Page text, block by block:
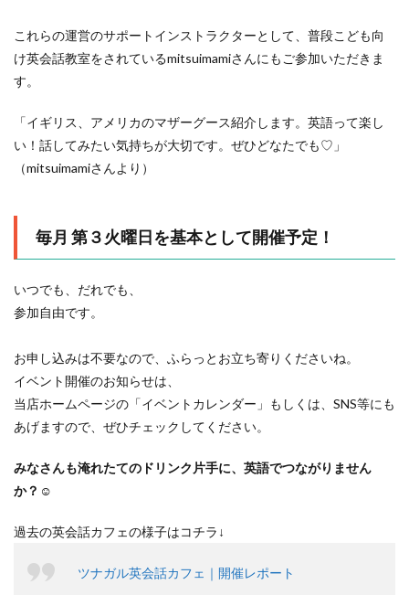
これらの運営のサポートインストラクターとして、普段こども向
け英会話教室をされているmitsuimamiさんにもご参加いただきま
す。
「イギリス、アメリカのマザーグース紹介します。英語って楽し
い！話してみたい気持ちが大切です。ぜひどなたでも♡」
（mitsuimamiさんより）
毎月 第３火曜日を基本として開催予定！
いつでも、だれでも、
参加自由です。
お申し込みは不要なので、ふらっとお立ち寄りくださいね。
イベント開催のお知らせは、
当店ホームページの「イベントカレンダー」もしくは、SNS等にも
あげますので、ぜひチェックしてください。
みなさんも淹れたてのドリンク片手に、英語でつながりません
か？☺
過去の英会話カフェの様子はコチラ↓
ツナガル英会話カフェ｜開催レポート